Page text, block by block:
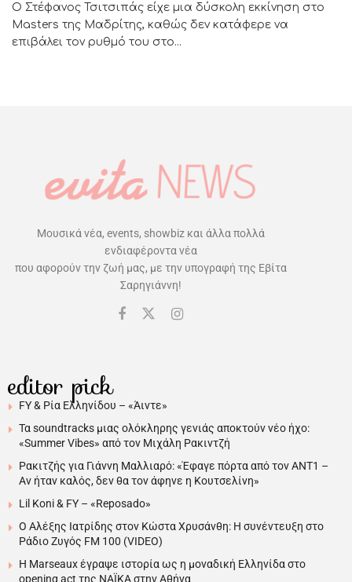
Ο Στέφανος Τσιτσιπάς είχε μια δύσκολη εκκίνηση στο
Masters της Μαδρίτης, καθώς δεν κατάφερε να
επιβάλει τον ρυθμό του στο...
Μουσικά νέα, events, showbiz και άλλα πολλά
ενδιαφέροντα νέα
που αφορούν την ζωή μας, με την υπογραφή της Εβίτα
Σαρηγιάννη!
editor pick
FY & Ρία Ελληνίδου – «Άιντε»
Τα soundtracks μιας ολόκληρης γενιάς αποκτούν νέο ήχο:
«Summer Vibes» από τον Μιχάλη Ρακιντζή
Ρακιτζής για Γιάννη Μαλλιαρό: «Έφαγε πόρτα από τον ΑΝΤ1 –
Αν ήταν καλός, δεν θα τον άφηνε η Κουτσελίνη»
Lil Koni & FY – «Reposado»
Ο Αλέξης Ιατρίδης στον Κώστα Χρυσάνθη: Η συνέντευξη στο
Ράδιο Ζυγός FM 100 (VIDEO)
H Marseaux έγραψε ιστορία ως η μοναδική Ελληνίδα στο
opening act της NAÏKA στην Αθήνα